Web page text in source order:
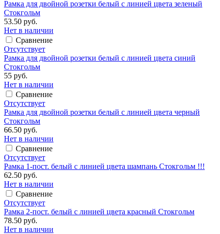
Рамка для двойной розетки белый с линией цвета зеленый
Стокгольм
53.50 руб.
Нет в наличии
Сравнение
Отсутствует
Рамка для двойной розетки белый с линией цвета синий
Стокгольм
55 руб.
Нет в наличии
Сравнение
Отсутствует
Рамка для двойной розетки белый с линией цвета черный
Стокгольм
66.50 руб.
Нет в наличии
Сравнение
Отсутствует
Рамка 1-пост. белый с линией цвета шампань Стокгольм !!!
62.50 руб.
Нет в наличии
Сравнение
Отсутствует
Рамка 2-пост. белый с линией цвета красный Стокгольм
78.50 руб.
Нет в наличии